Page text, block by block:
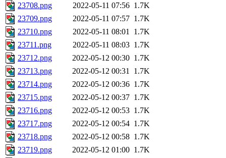
23708.png
2022-05-11 07:56 1.7K
23709.png
2022-05-11 07:57 1.7K
23710.png
2022-05-11 08:01 1.7K
23711.png
2022-05-11 08:03 1.7K
23712.png
2022-05-12 00:30 1.7K
23713.png
2022-05-12 00:31 1.7K
23714.png
2022-05-12 00:36 1.7K
23715.png
2022-05-12 00:37 1.7K
23716.png
2022-05-12 00:53 1.7K
23717.png
2022-05-12 00:54 1.7K
23718.png
2022-05-12 00:58 1.7K
23719.png
2022-05-12 01:00 1.7K